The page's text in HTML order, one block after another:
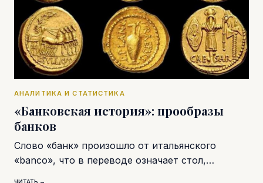
АНАЛИТИКА И СТАТИСТИКА
«Банковская история»: прообразы
банков
Слово «банк» произошло от итальянского
«banco», что в переводе означает стол,…